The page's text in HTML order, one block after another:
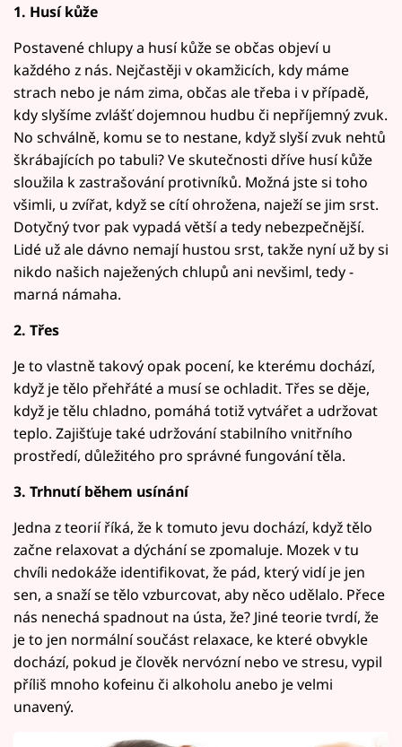
1. Husí kůže
Postavené chlupy a husí kůže se občas objeví u
každého z nás. Nejčastěji v okamžicích, kdy máme
strach nebo je nám zima, občas ale třeba i v případě,
kdy slyšíme zvlášť dojemnou hudbu či nepříjemný zvuk.
No schválně, komu se to nestane, když slyší zvuk nehtů
škrábajících po tabuli? Ve skutečnosti dříve husí kůže
sloužila k zastrašování protivníků. Možná jste si toho
všimli, u zvířat, když se cítí ohrožena, naježí se jim srst.
Dotyčný tvor pak vypadá větší a tedy nebezpečnější.
Lidé už ale dávno nemají hustou srst, takže nyní už by si
nikdo našich naježených chlupů ani nevšiml, tedy -
marná námaha.
2. Třes
Je to vlastně takový opak pocení, ke kterému dochází,
když je tělo přehřáté a musí se ochladit. Třes se děje,
když je tělu chladno, pomáhá totiž vytvářet a udržovat
teplo. Zajišťuje také udržování stabilního vnitřního
prostředí, důležitého pro správné fungování těla.
3. Trhnutí během usínání
Jedna z teorií říká, že k tomuto jevu dochází, když tělo
začne relaxovat a dýchání se zpomaluje. Mozek v tu
chvíli nedokáže identifikovat, že pád, který vidí je jen
sen, a snaží se tělo vzburcovat, aby něco udělalo. Přece
nás nenechá spadnout na ústa, že? Jiné teorie tvrdí, že
je to jen normální součást relaxace, ke které obvykle
dochází, pokud je člověk nervózní nebo ve stresu, vypil
příliš mnoho kofeinu či alkoholu anebo je velmi
unavený.